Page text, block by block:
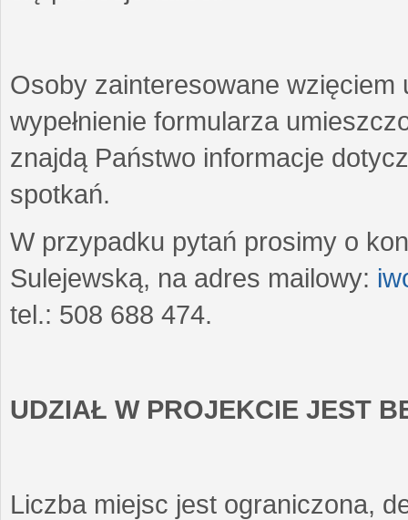
Osoby zainteresowane wzięciem
wypełnienie formularza
znajdą Państwo informacje
spotkań.
W przypadku pytań prosimy o
Sulejewską, na adres mailowy:
tel.: 508 688 474.
UDZIAŁ W PROJEKCIE JEST
Liczba miejsc jest ograniczona,